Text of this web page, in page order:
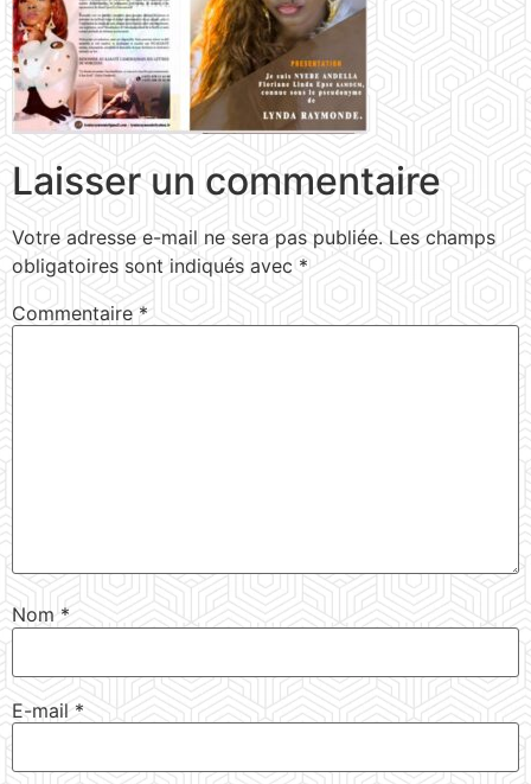
Laisser un commentaire
Votre adresse e-mail ne sera pas publiée. Les champs
obligatoires sont indiqués avec *
Commentaire *
Nom *
E-mail*